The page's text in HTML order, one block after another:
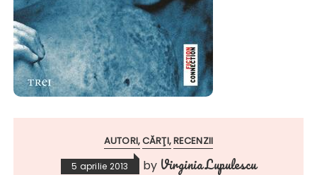
AUTORI CĂRŢI RECENZII
5 aprilie 2013 by Virginia Lupulescu